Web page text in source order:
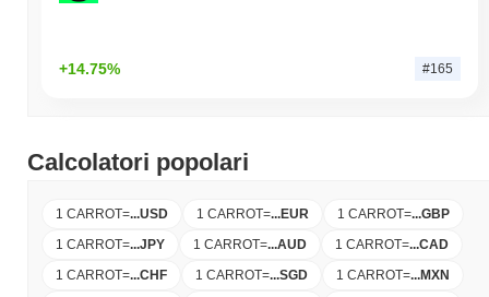
+14.75% #165
Calcolatori popolari
1 CARROT=...USD 1 CARROT=...EUR 1 CARROT=...GBP
1 CARROT=...JPY 1 CARROT=...AUD 1 CARROT=...CAD
1 CARROT=...CHF 1 CARROT=...SGD 1 CARROT=...MXN